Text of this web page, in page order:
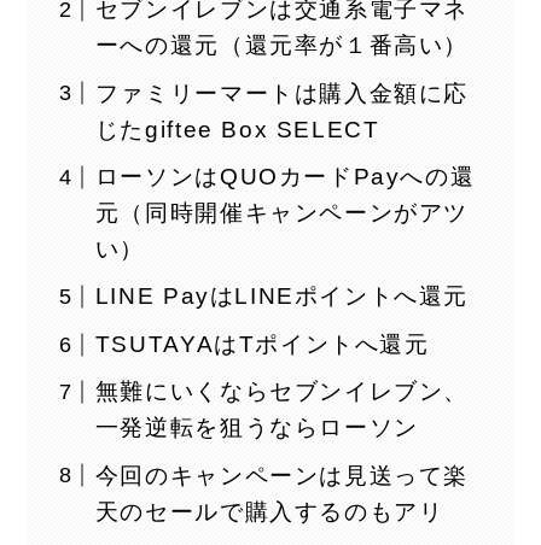
セブンイレブンは交通系電子マネ
ーへの還元（還元率が１番高い）
ファミリーマートは購入金額に応
じたgiftee Box SELECT
ローソンはQUOカードPayへの還
元（同時開催キャンペーンがアツ
い）
LINE PayはLINEポイントへ還元
TSUTAYAはTポイントへ還元
無難にいくならセブンイレブン、
一発逆転を狙うならローソン
今回のキャンペーンは見送って楽
天のセールで購入するのもアリ